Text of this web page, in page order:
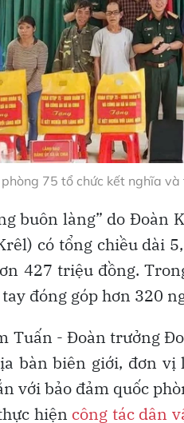
75 tổ chức kết nghĩa
buôn làng” do Đoàn
có tổng chiều dài
427 triệu đồng.
đóng góp hơn 320
Tuấn - Đoàn trưởng
bàn biên giới, đơn
với bảo đảm quốc
hiện công tác dân